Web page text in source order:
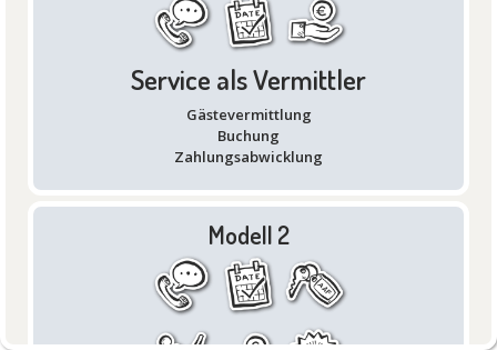
Service als Vermittler
Gästevermittlung
Buchung
Zahlungsabwicklung
Modell 2
v.3.0.0